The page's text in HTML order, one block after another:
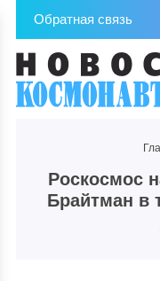
Обратная связь
Роскосмос
Брайтман в